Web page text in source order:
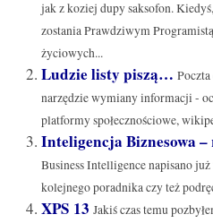
jak z koziej dupy saksofon.
zostania Prawdziwym
życiowych...
Ludzie listy piszą…
narzędzie wymiany informacji -
platformy społecznościowe,
Inteligencja Biznesowa –
Business Intelligence napisano
kolejnego poradnika czy też
XPS 13 Jakiś czas temu